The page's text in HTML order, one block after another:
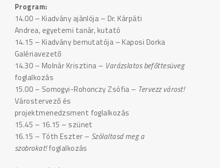
Program:
14.00 – Kiadvány ajánlója – Dr. Kárpáti
Andrea, egyetemi tanár, kutató
14.15 – Kiadvány bemutatója – Kaposi Dorka
Galériavezető
14.30 – Molnár Krisztina – Varázslatos befőttesüveg
foglalkozás
15.00 – Somogyi-Rohonczy Zsófia – Tervezz várost!
Várostervező és
projektmenedzsment foglalkozás
15.45 – 16.15 – szünet
16.15 – Tóth Eszter – Szólaltasd meg a
szobrokat!foglalkozás